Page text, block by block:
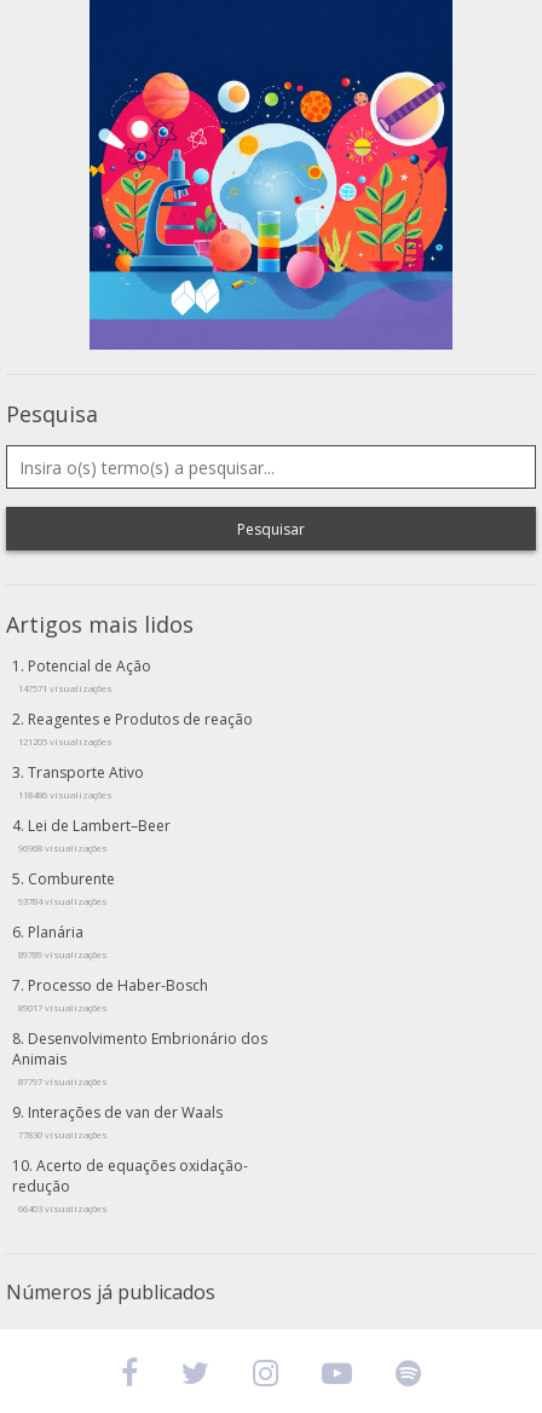
Pesquisa
Pesquisar
Artigos mais lidos
Potencial de Ação
147571 visualizações
Reagentes e Produtos de reação
121205 visualizações
Transporte Ativo
118486 visualizações
Lei de Lambert–Beer
96968 visualizações
Comburente
93784 visualizações
Planária
89789 visualizações
Processo de Haber-Bosch
89017 visualizações
Desenvolvimento Embrionário dos
Animais
87797 visualizações
Interações de van der Waals
77830 visualizações
Acerto de equações oxidação-
redução
66403 visualizações
Números já publicados